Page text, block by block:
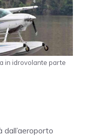
in idrovolante parte